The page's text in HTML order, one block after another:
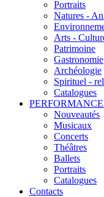
Portraits
Natures -
Arts -
Patrimoine
Gastronomie
Archéologie
Spirituel -
Catalogues
Nouveautés
Musicaux
Concerts
Théâtres
Ballets
Portraits
Catalogues
Contacts